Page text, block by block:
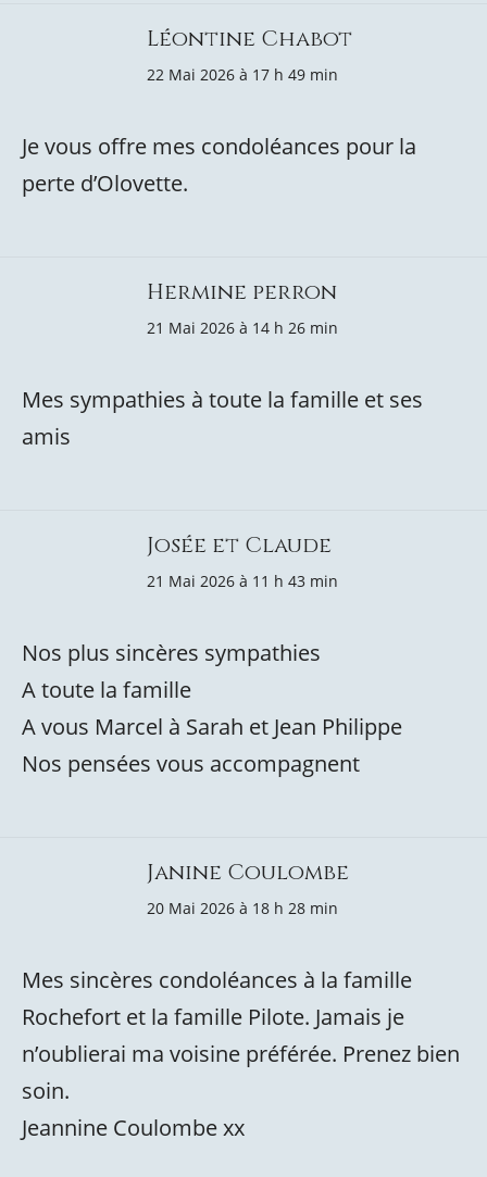
Léontine Chabot
22 Mai 2026 à 17 h 49 min
Je vous offre mes condoléances pour la
perte d’Olovette.
Hermine perron
21 Mai 2026 à 14 h 26 min
Mes sympathies à toute la famille et ses
amis
Josée et Claude
21 Mai 2026 à 11 h 43 min
Nos plus sincères sympathies
A toute la famille
A vous Marcel à Sarah et Jean Philippe
Nos pensées vous accompagnent
Janine Coulombe
20 Mai 2026 à 18 h 28 min
Mes sincères condoléances à la famille
Rochefort et la famille Pilote. Jamais je
n’oublierai ma voisine préférée. Prenez bien
soin.
Jeannine Coulombe xx